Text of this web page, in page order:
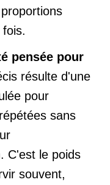
pensée pour
résulte d'une
pour
sans
C'est le poids
souvent,